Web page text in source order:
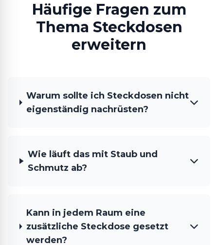
Häufige Fragen zum
Thema Steckdosen
erweitern
Warum sollte ich Steckdosen nicht
eigenständig nachrüsten?
Wie läuft das mit Staub und
Schmutz ab?
Kann in jedem Raum eine
zusätzliche Steckdose gesetzt
werden?